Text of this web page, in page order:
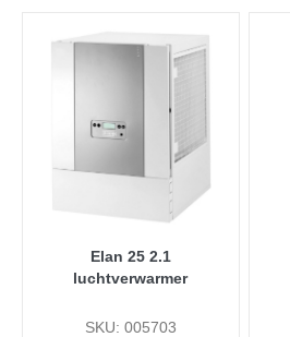
Elan 25 2.1
luchtverwarmer
SKU: 005703